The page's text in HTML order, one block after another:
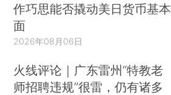
作巧思能否撬动美日货币基本
面
2026年08月06日
火线评论｜广东雷州“特教老
师招聘违规”很雷，仍有诸多